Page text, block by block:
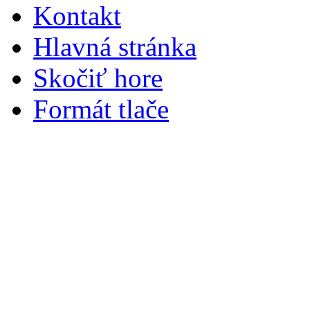
Kontakt
Hlavná stránka
Skočiť hore
Formát tlače